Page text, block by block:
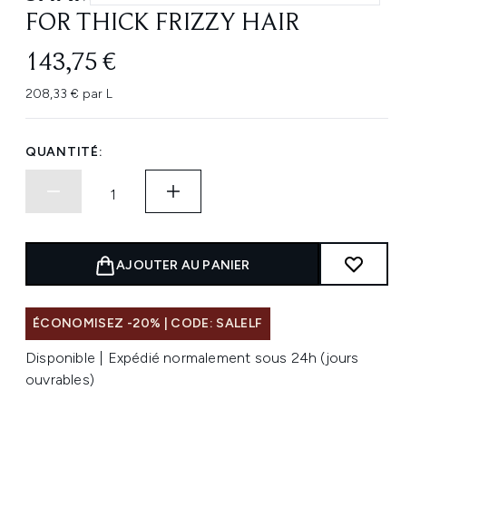
FOR THICK FRIZZY HAIR
143,75 €
208,33 € par L
QUANTITÉ:
AJOUTER AU PANIER
ÉCONOMISEZ -20% | CODE: SALELF
Disponible | Expédié normalement sous 24h (jours
ouvrables)